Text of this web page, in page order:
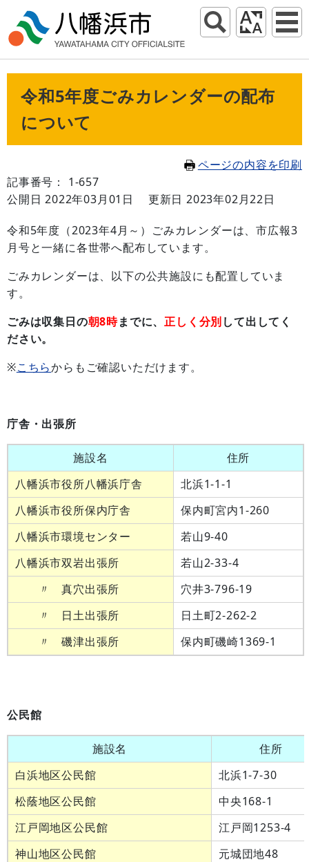
令和5年度ごみカレンダーの配布
について
ページの内容を印刷
記事番号： 1-657
公開日 2022年03月01日
更新日 2023年02月22日
令和5年度（2023年4月～）ごみカレンダーは、市広報3
月号と一緒に各世帯へ配布しています。
ごみカレンダーは、以下の公共施設にも配置していま
す。
ごみは収集日の朝8時までに、正しく分別して出してく
ださい。
※こちらからもご確認いただけます。
庁舎・出張所
施設名
住所
八幡浜市役所八幡浜庁舎
北浜1-1-1
八幡浜市役所保内庁舎
保内町宮内1-260
八幡浜市環境センター
若山9-40
八幡浜市双岩出張所
若山2-33-4
〃 真穴出張所
穴井3-796-19
〃 日土出張所
日土町2-262-2
〃 磯津出張所
保内町磯崎1369-1
公民館
施設名
住所
白浜地区公民館
北浜1-7-30
松蔭地区公民館
中央168-1
江戸岡地区公民館
江戸岡1253-4
神山地区公民館
元城団地48